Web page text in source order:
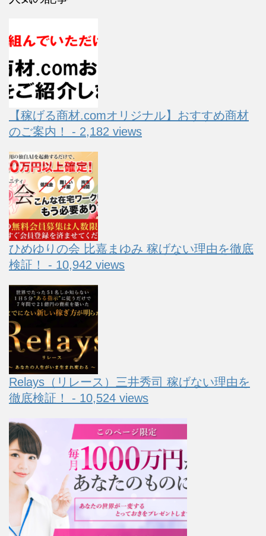
【稼げる商材.comオリジナル】おすすめ商材
のご案内！ - 2,182 views
ひめゆりの会 比嘉まゆみ 稼げない理由を徹底
検証！ - 10,942 views
Relays（リレース）三井秀司 稼げない理由を
徹底検証！ - 10,524 views